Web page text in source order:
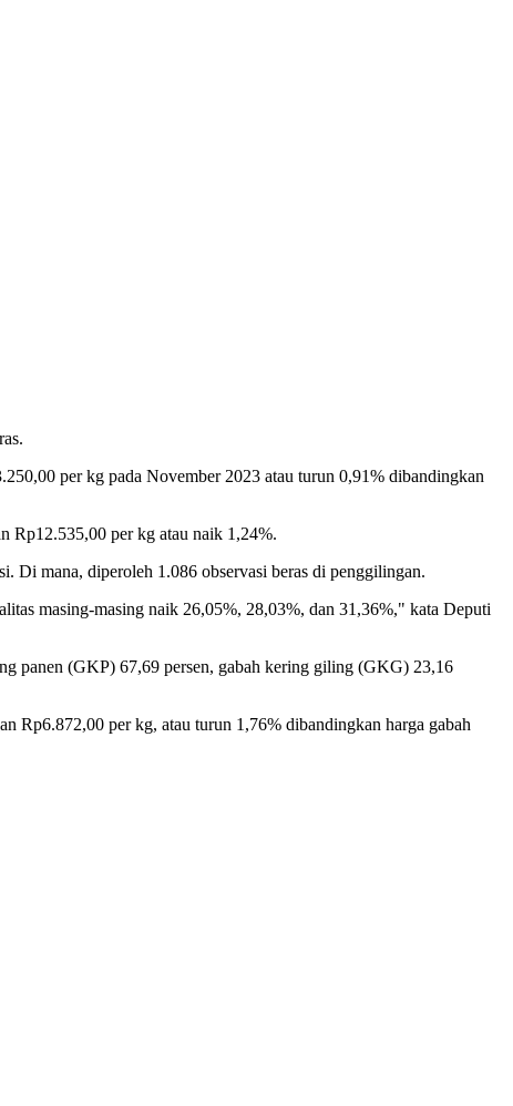
per kg pada November 2023 atau turun 0,91% dibandingkan
Rp12.535,00 per kg atau naik 1,24%.
Di mana, diperoleh 1.086 observasi beras di penggilingan.
masing-masing naik 26,05%, 28,03%, dan 31,36%," kata Deputi
panen (GKP) 67,69 persen, gabah kering giling (GKG) 23,16
Rp6.872,00 per kg, atau turun 1,76% dibandingkan harga gabah